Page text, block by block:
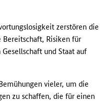
zerstören die
Bereitschaft, Risiken für
und Staat auf
vieler, um die
zu schaffen, die für einen